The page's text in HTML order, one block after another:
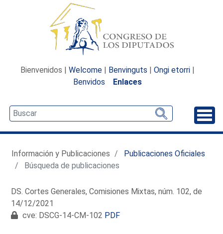
Bienvenidos | Welcome | Benvinguts | Ongi etorri |
Benvidos
Enlaces
Información y Publicaciones
Publicaciones Oficiales
Búsqueda de publicaciones
DS. Cortes Generales, Comisiones Mixtas, núm. 102, de
14/12/2021
cve: DSCG-14-CM-102 PDF